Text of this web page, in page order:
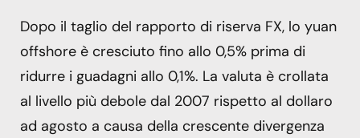
Dopo il taglio del rapporto di riserva FX, lo yuan
offshore è cresciuto fino allo 0,5% prima di
ridurre i guadagni allo 0,1%. La valuta è crollata
al livello più debole dal 2007 rispetto al dollaro
ad agosto a causa della crescente divergenza